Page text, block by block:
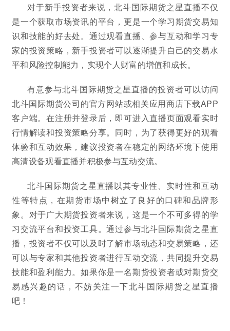
对于新手投资者来说，北斗国际期货之星直播不仅
是一个获取市场资讯的平台，更是一个学习期货交易知
识和技能的好去处。通过观看直播、参与互动和学习专
家的投资策略，新手投资者可以逐渐提升自己的交易水
平和风险控制能力，实现个人财富的增值和成长。
有意参与北斗国际期货之星直播的投资者可以访问
北斗国际期货公司的官方网站或相关应用商店下载APP
客户端。在注册并登录后，即可进入直播页面观看实时
行情解读和投资策略分享。同时，为了获得更好的观看
体验和互动效果，建议投资者在稳定的网络环境下使用
高清设备观看直播并积极参与互动交流。
北斗国际期货之星直播以其专业性、实时性和互动
性等特点，在期货市场中树立了良好的口碑和品牌形
象。对于广大期货投资者来说，这是一个不可多得的学
习交流平台和投资工具。通过参与北斗国际期货之星直
播，投资者不仅可以及时了解市场动态和交易策略，还
可以与专家和其他投资者进行互动交流，共同提升交易
技能和盈利能力。如果你是一名期货投资者或对期货交
易感兴趣的话，不妨关注一下北斗国际期货之星直播
吧！